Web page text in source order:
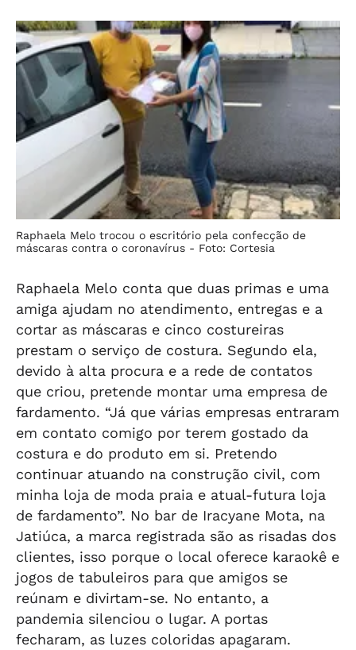
Raphaela Melo trocou o escritório pela confecção de
máscaras contra o coronavírus - Foto: Cortesia
Raphaela Melo conta que duas primas e uma
amiga ajudam no atendimento, entregas e a
cortar as máscaras e cinco costureiras
prestam o serviço de costura. Segundo ela,
devido à alta procura e a rede de contatos
que criou, pretende montar uma empresa de
fardamento. “Já que várias empresas entraram
em contato comigo por terem gostado da
costura e do produto em si. Pretendo
continuar atuando na construção civil, com
minha loja de moda praia e atual-futura loja
de fardamento”. No bar de Iracyane Mota, na
Jatiúca, a marca registrada são as risadas dos
clientes, isso porque o local oferece karaokê e
jogos de tabuleiros para que amigos se
reúnam e divirtam-se. No entanto, a
pandemia silenciou o lugar. A portas
fecharam, as luzes coloridas apagaram.